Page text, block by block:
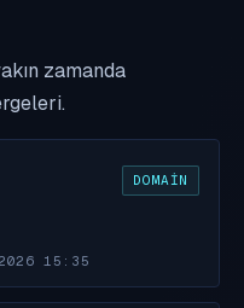
zamanda
DOMAIN
15:35